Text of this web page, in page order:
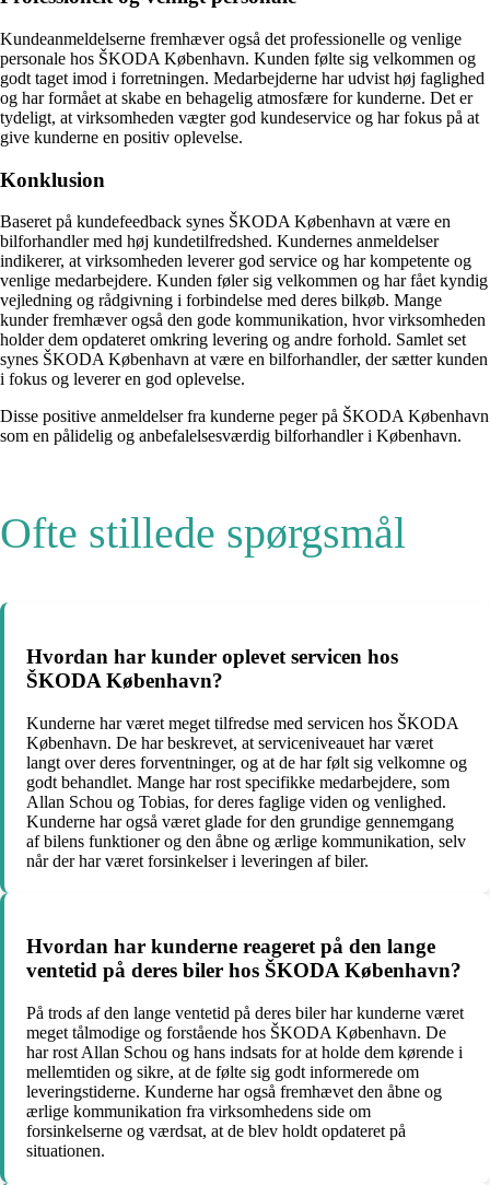
Kundeanmeldelserne fremhæver også det professionelle og venlige
personale hos ŠKODA København. Kunden følte sig velkommen og
godt taget imod i forretningen. Medarbejderne har udvist høj faglighed
og har formået at skabe en behagelig atmosfære for kunderne. Det er
tydeligt, at virksomheden vægter god kundeservice og har fokus på at
give kunderne en positiv oplevelse.
Konklusion
Baseret på kundefeedback synes ŠKODA København at være en
bilforhandler med høj kundetilfredshed. Kundernes anmeldelser
indikerer, at virksomheden leverer god service og har kompetente og
venlige medarbejdere. Kunden føler sig velkommen og har fået kyndig
vejledning og rådgivning i forbindelse med deres bilkøb. Mange
kunder fremhæver også den gode kommunikation, hvor virksomheden
holder dem opdateret omkring levering og andre forhold. Samlet set
synes ŠKODA København at være en bilforhandler, der sætter kunden
i fokus og leverer en god oplevelse.
Disse positive anmeldelser fra kunderne peger på ŠKODA København
som en pålidelig og anbefalelsesværdig bilforhandler i København.
Ofte stillede spørgsmål
Hvordan har kunder oplevet servicen hos
ŠKODA København?
Kunderne har været meget tilfredse med servicen hos ŠKODA
København. De har beskrevet, at serviceniveauet har været
langt over deres forventninger, og at de har følt sig velkomne og
godt behandlet. Mange har rost specifikke medarbejdere, som
Allan Schou og Tobias, for deres faglige viden og venlighed.
Kunderne har også været glade for den grundige gennemgang
af bilens funktioner og den åbne og ærlige kommunikation, selv
når der har været forsinkelser i leveringen af biler.
Hvordan har kunderne reageret på den lange
ventetid på deres biler hos ŠKODA København?
På trods af den lange ventetid på deres biler har kunderne været
meget tålmodige og forstående hos ŠKODA København. De
har rost Allan Schou og hans indsats for at holde dem kørende i
mellemtiden og sikre, at de følte sig godt informerede om
leveringstiderne. Kunderne har også fremhævet den åbne og
ærlige kommunikation fra virksomhedens side om
forsinkelserne og værdsat, at de blev holdt opdateret på
situationen.